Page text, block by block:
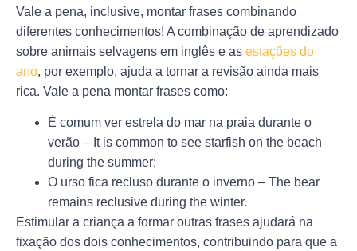
Vale a pena, inclusive, montar frases combinando
diferentes conhecimentos! A combinação de aprendizado
sobre animais selvagens em inglês e as estações do
ano, por exemplo, ajuda a tornar a revisão ainda mais
rica. Vale a pena montar frases como:
É comum ver estrela do mar na praia durante o
verão – It is common to see starfish on the beach
during the summer;
O urso fica recluso durante o inverno – The bear
remains reclusive during the winter.
Estimular a criança a formar outras frases ajudará na
fixação dos dois conhecimentos, contribuindo para que a